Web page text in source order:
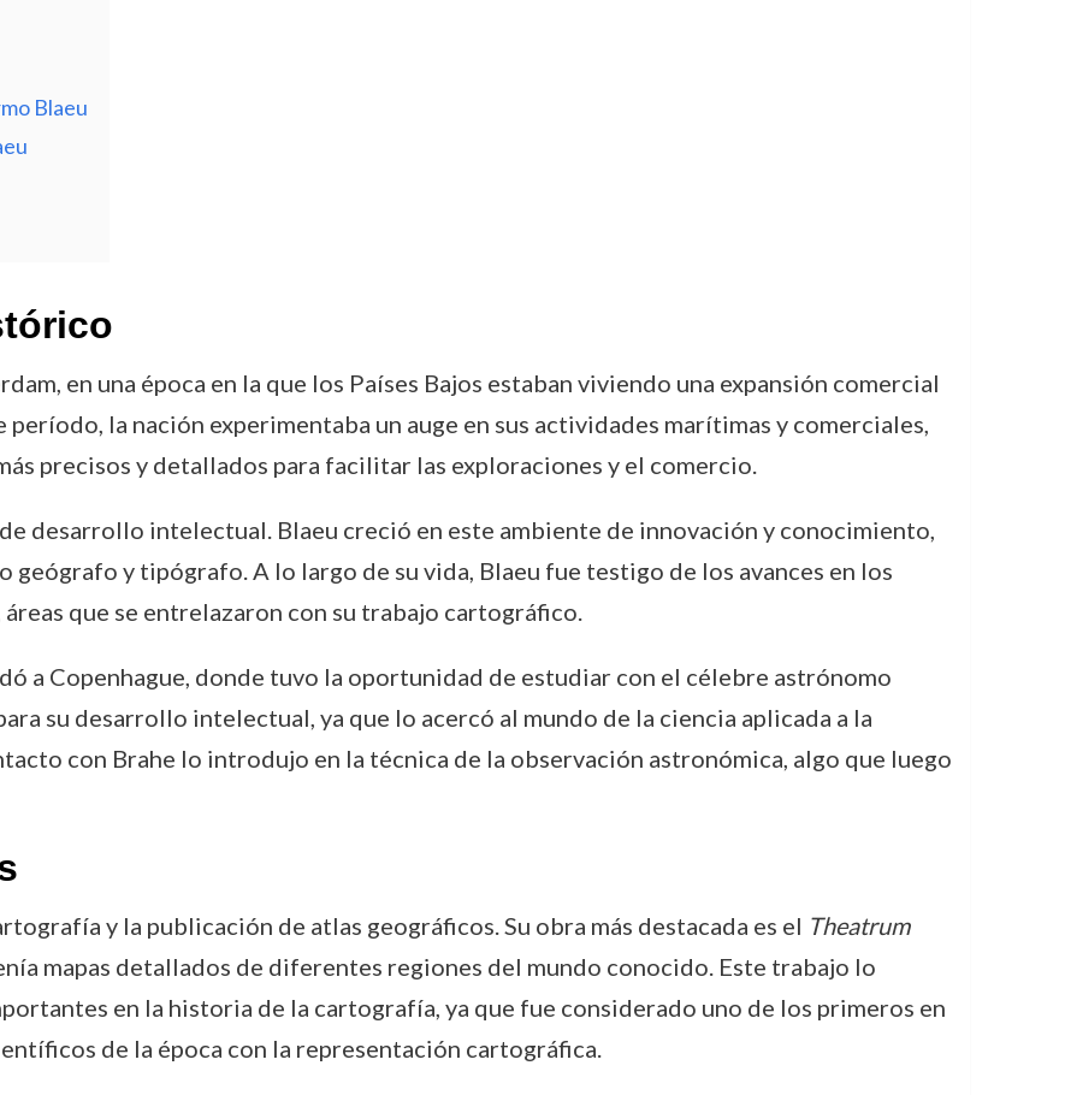
Blaeu
en una época en la que los Países Bajos estaban viviendo una expansión comercial
la nación experimentaba un auge en sus actividades marítimas y comerciales,
precisos y detallados para facilitar las exploraciones y el comercio.
desarrollo intelectual. Blaeu creció en este ambiente de innovación y conocimiento,
geógrafo y tipógrafo. A lo largo de su vida, Blaeu fue testigo de los avances en los
que se entrelazaron con su trabajo cartográfico.
a Copenhague, donde tuvo la oportunidad de estudiar con el célebre astrónomo
su desarrollo intelectual, ya que lo acercó al mundo de la ciencia aplicada a la
con Brahe lo introdujo en la técnica de la observación astronómica, algo que luego
y la publicación de atlas geográficos. Su obra más destacada es el Theatrum
mapas detallados de diferentes regiones del mundo conocido. Este trabajo lo
en la historia de la cartografía, ya que fue considerado uno de los primeros en
de la época con la representación cartográfica.